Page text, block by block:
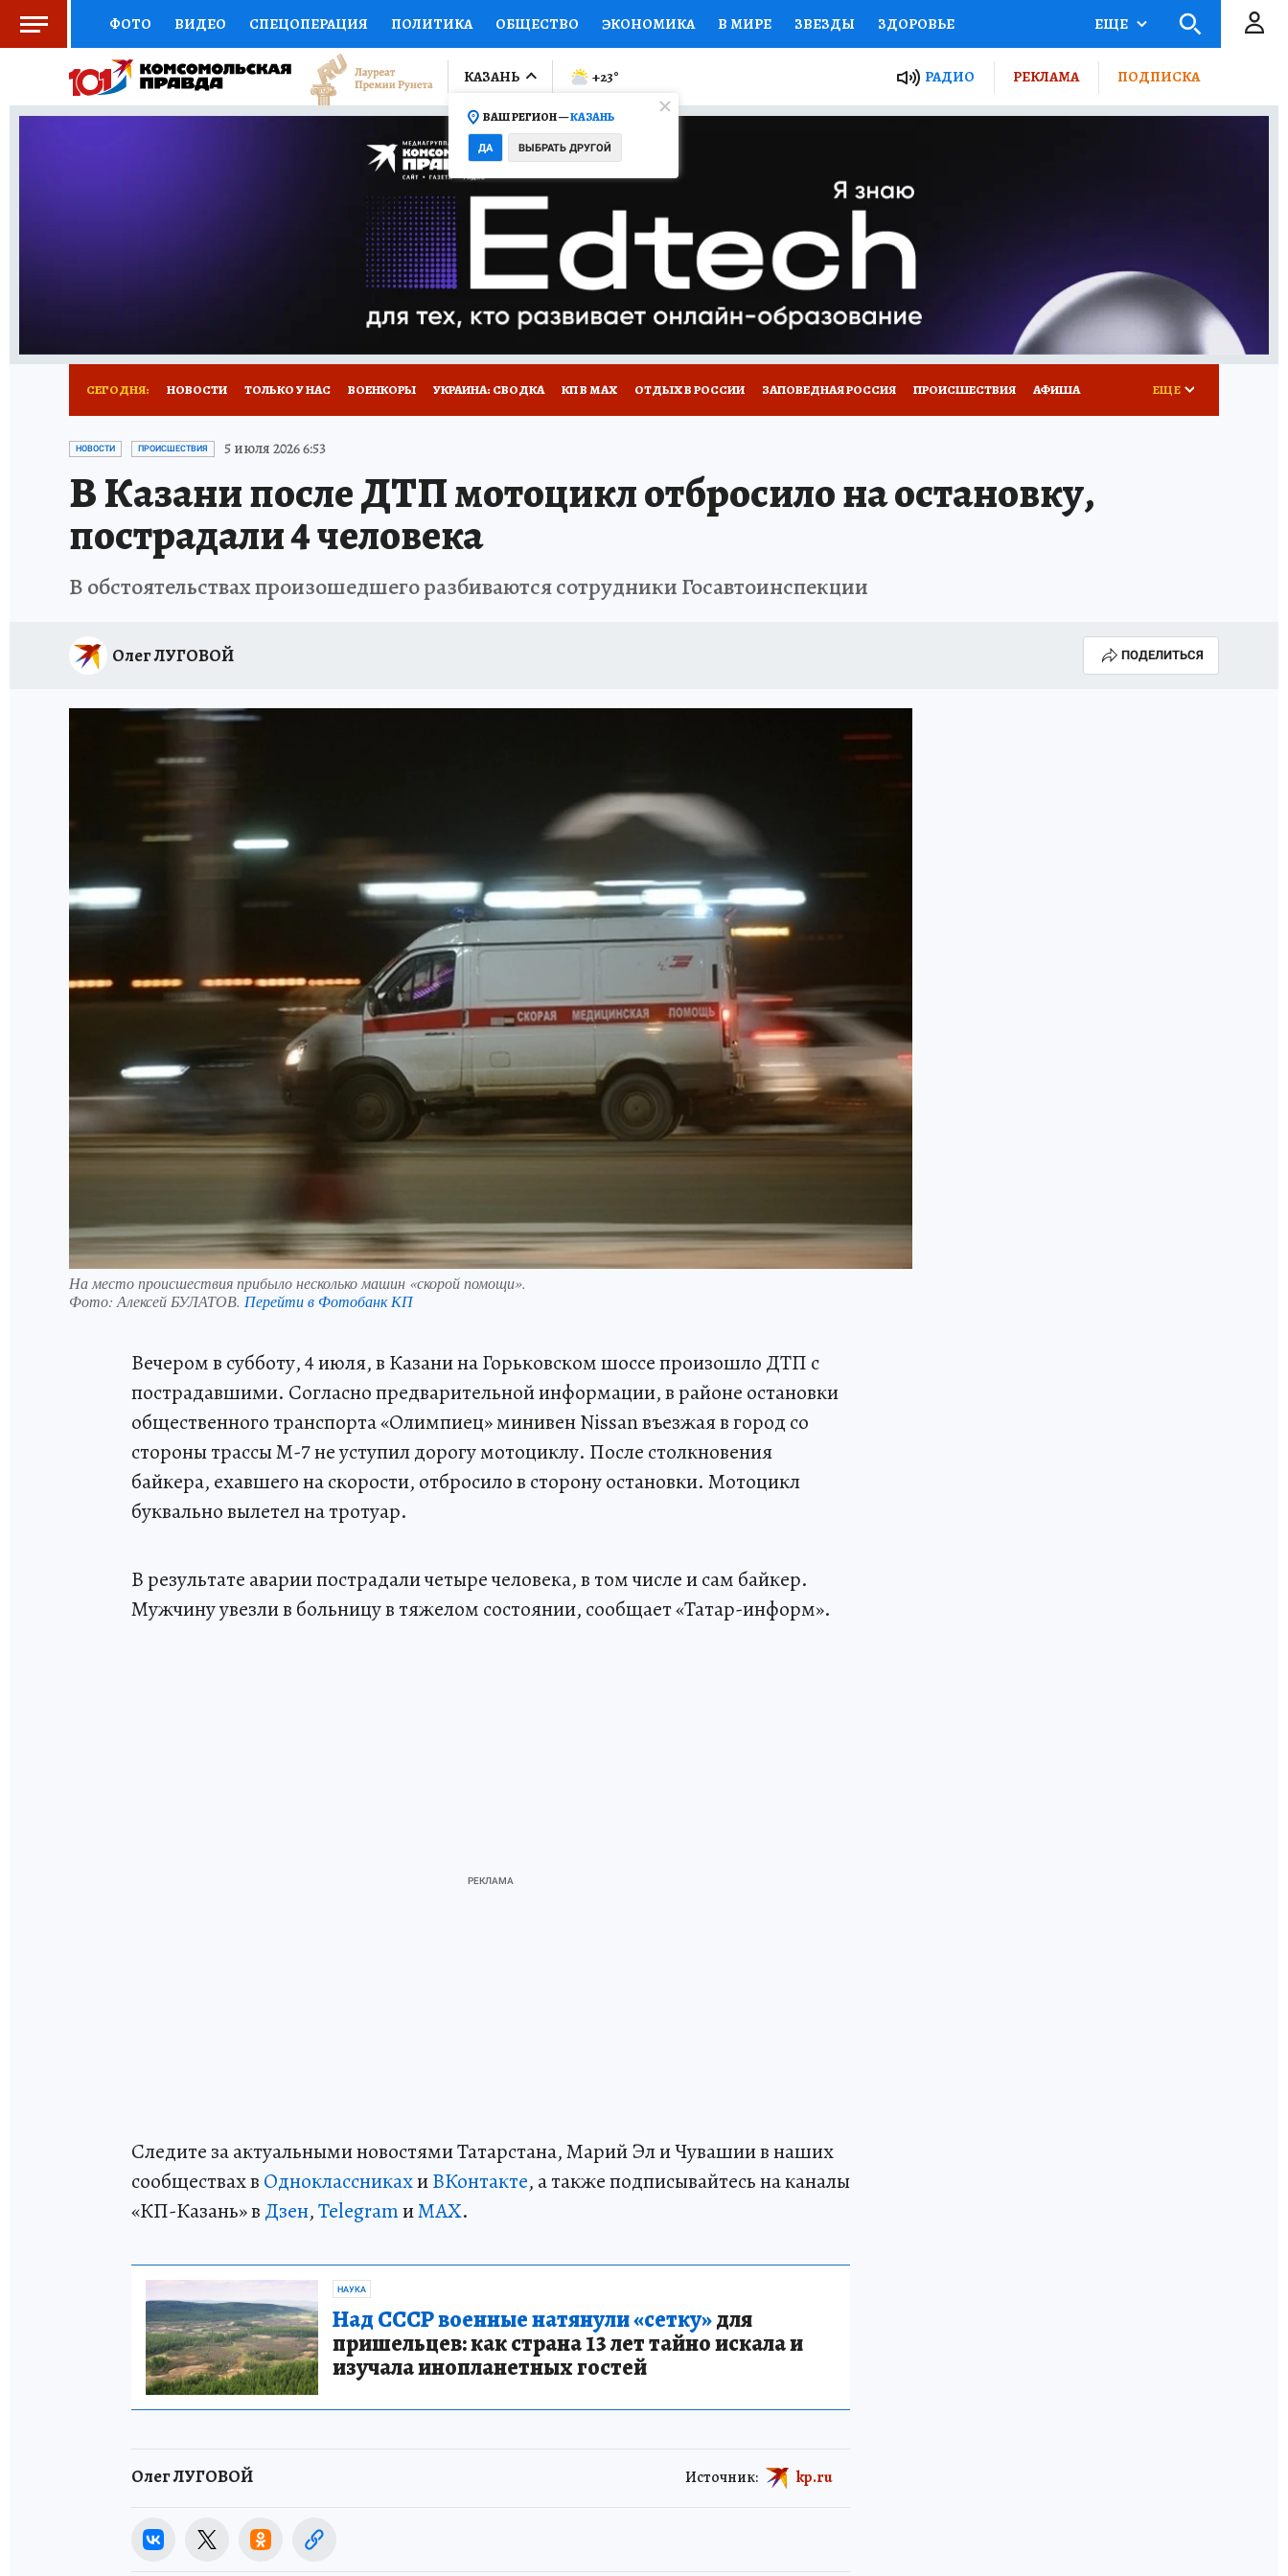
ФОТО ВИДЕО СПЕЦОПЕРАЦИЯ ПОЛИТИКА ОБЩЕСТВО ЭКОНОМИКА В МИРЕ ЗВЕЗДЫ ЗДОРОВЬЕ
СОЦПОДДЕРЖКА НАУКА СПОРТ КОЛУМНИСТЫ ПРОИСШЕСТВИЯ НАЦИОНАЛЬНЫЕ ПРОЕКТЫ РОССИИ
ВЫБОР ЭКСПЕРТОВ ДОКТОР ФИНАНСЫ ОТКРЫВАЕМ МИР Я ЗНАЮ СЕМЬЯ ЖЕНСКИЕ СЕКРЕТЫ ПУТЕВОДИТЕЛЬ
ПРОГНОЗЫ НА СПОРТ ПРОМОКОДЫ СЕРИАЛЫ
ТЕЛЕВИЗОР КОЛЛЕКЦИИ КОНКУРСЫ ГИД ПОТРЕБИТЕЛЯ
НОВОЕ НА САЙТЕ
ЕЩЕ
КАЗАНЬ
ВАШ РЕГИОН —КАЗАНЬ
ДА ВЫБРАТЬ ДРУГОЙ
+23° РАДИО РЕКЛАМА ПОДПИСКА
СЕГОДНЯ: НОВОСТИ ТОЛЬКО У НАС ВОЕНКОРЫ УКРАИНА: СВОДКА КП В МАХ ОТДЫХ В РОССИИ ЗАПОВЕДНАЯ РОССИЯ ПРОИСШЕСТВИЯ АФИША
ТЕРРИТОРИЯ ДОБРА ИСПЫТАНО НА СЕБЕ
ЕЩЕ
НОВОСТИ ПРОИСШЕСТВИЯ 5 июля 2026 6:53
В Казани после ДТП мотоцикл отбросило на остановку,
пострадали 4 человека
В обстоятельствах произошедшего разбиваются сотрудники Госавтоинспекции
Олег ЛУГОВОЙ ПОДЕЛИТЬСЯ
На место происшествия прибыло несколько машин «скорой помощи».
Фото:Алексей БУЛАТОВ. Перейти в Фотобанк КП
Вечером в субботу, 4 июля, в Казани на Горьковском шоссе произошло ДТП с
пострадавшими. Согласно предварительной информации, в районе остановки
общественного транспорта «Олимпиец» минивен Nissan въезжая в город со
стороны трассы М-7 не уступил дорогу мотоциклу. После столкновения
байкера, ехавшего на скорости, отбросило в сторону остановки. Мотоцикл
буквально вылетел на тротуар.
В результате аварии пострадали четыре человека, в том числе и сам байкер.
Мужчину увезли в больницу в тяжелом состоянии, сообщает «Татар-информ».
Следите за актуальными новостями Татарстана, Марий Эл и Чувашии в наших
сообществах в ОдноклассникахиВКонтакте, а также подписывайтесь на каналы
«КП-Казань» в Дзен,TelegramиMAX.
НАУКА
Над СССР военные натянули «сетку»для
пришельцев: как страна 13 лет тайно искала и
изучала инопланетных гостей
Олег ЛУГОВОЙ Источник: kp.ru